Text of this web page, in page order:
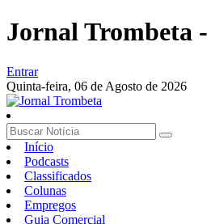
Jornal Trombeta
Entrar
Quinta-feira, 06 de Agosto de 2026
Início
Podcasts
Classificados
Colunas
Empregos
Guia Comercial